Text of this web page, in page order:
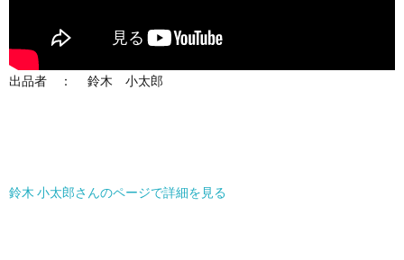
出品者 ： 鈴木 小太郎
鈴木 小太郎さんのページで詳細を見る